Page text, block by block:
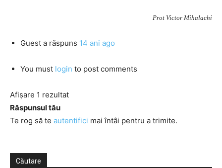
Prot Victor Mihalachi
Guest a răspuns 14 ani ago
You must login to post comments
Afișare 1 rezultat
Răspunsul tău
Te rog să te autentifici mai întâi pentru a trimite.
Căutare